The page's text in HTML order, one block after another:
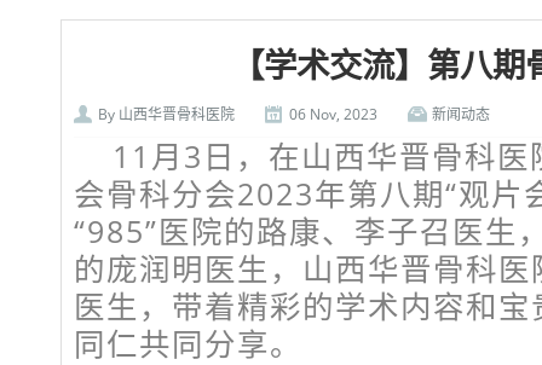
【学术交流】第八期
By 山西华晋骨科医院 06 Nov, 2023 新闻动态
11月3日，在山西华晋骨科
会骨科分会2023年第八期“观片
“985”医院的路康、李子召医生
的庞润明医生，山西华晋骨科
医生，带着精彩的学术内容和
同仁共同分享。